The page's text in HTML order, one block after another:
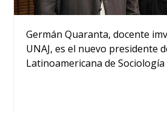
Germán Quaranta, docente
UNAJ, es el nuevo presidente
Latinoamericana de Sociología